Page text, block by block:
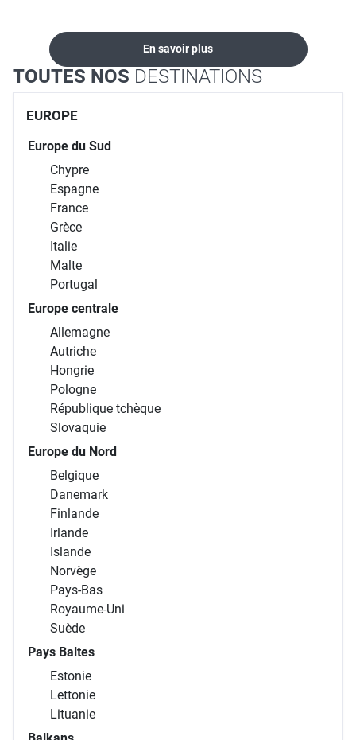
En savoir plus
TOUTES NOS DESTINATIONS
EUROPE
Europe du Sud
Chypre
Espagne
France
Grèce
Italie
Malte
Portugal
Europe centrale
Allemagne
Autriche
Hongrie
Pologne
République tchèque
Slovaquie
Europe du Nord
Belgique
Danemark
Finlande
Irlande
Islande
Norvège
Pays-Bas
Royaume-Uni
Suède
Pays Baltes
Estonie
Lettonie
Lituanie